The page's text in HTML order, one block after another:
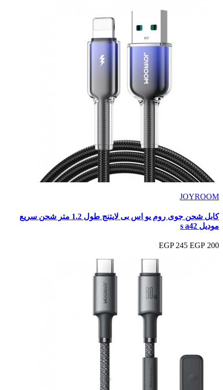
JOYROOM
كابل شحن جوى روم يو اس بى لايتنج طول 1.2 متر شحن سريع
موديل s a42
200 EGP
245 EGP